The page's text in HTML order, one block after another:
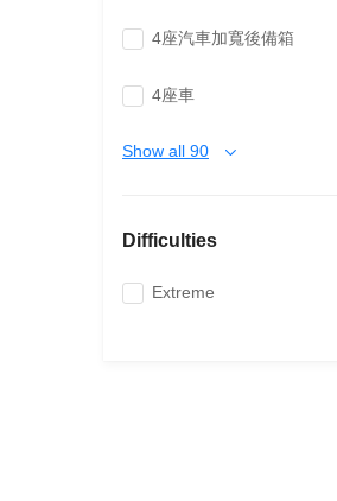
4座汽車加寬後備箱
4座車
Show all 90
Difficulties
Extreme